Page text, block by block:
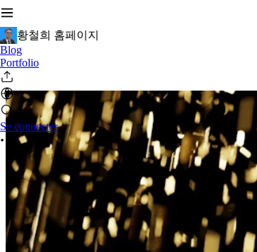
황철희 홈페이지
Blog
Portfolio
Se connecter